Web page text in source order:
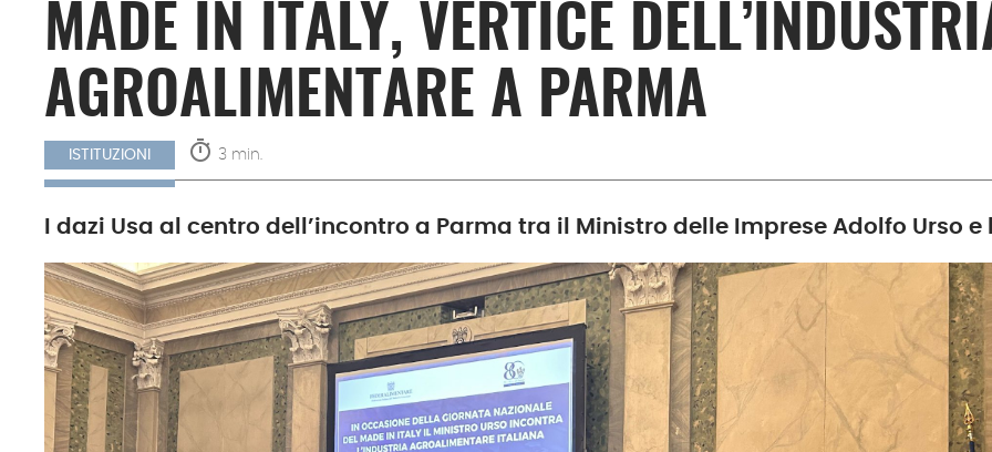
MADE IN ITALY, VERTICE
AGROALIMENTARE A PARMA
ISTITUZIONI timer 3 min.
I dazi Usa al centro dell’incontro a Parma tra il Ministro delle Imprese Adolfo Urso